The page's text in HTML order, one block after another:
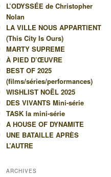
r
c
h
e
L’ODYSSÉE de Christopher
Nolan
LA VILLE NOUS APPARTIENT
(This City Is Ours)
MARTY SUPREME
À PIED D’ŒUVRE
BEST OF 2025
(films/séries/performances)
WISHLIST NOËL 2025
DES VIVANTS Mini-série
TASK la mini-série
A HOUSE OF DYNAMITE
UNE BATAILLE APRÈS
L’AUTRE
ARCHIVES